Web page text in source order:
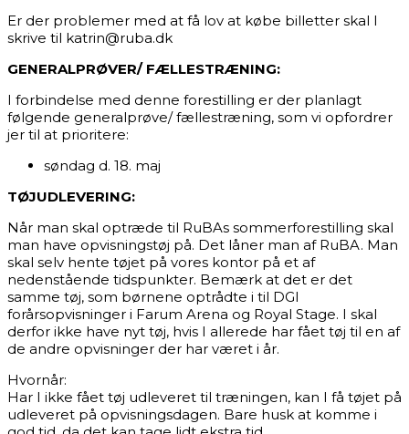
Er der problemer med at få lov at købe billetter skal I
skrive til katrin@ruba.dk
GENERALPRØVER/ FÆLLESTRÆNING:
I forbindelse med denne forestilling er der planlagt
følgende generalprøve/ fællestræning, som vi opfordrer
jer til at prioritere:
søndag d. 18. maj
TØJUDLEVERING:
Når man skal optræde til RuBAs sommerforestilling skal
man have opvisningstøj på. Det låner man af RuBA. Man
skal selv hente tøjet på vores kontor på et af
nedenstående tidspunkter. Bemærk at det er det
samme tøj, som børnene optrådte i til DGI
forårsopvisninger i Farum Arena og Royal Stage. I skal
derfor ikke have nyt tøj, hvis I allerede har fået tøj til en af
de andre opvisninger der har været i år.
Hvornår:
Har I ikke fået tøj udleveret til træningen, kan I få tøjet på
udleveret på opvisningsdagen. Bare husk at komme i